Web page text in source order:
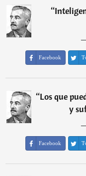
“
Facebook
“Los que
y
Facebook